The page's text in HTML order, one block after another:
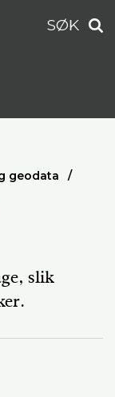
SØK
geodata
slik